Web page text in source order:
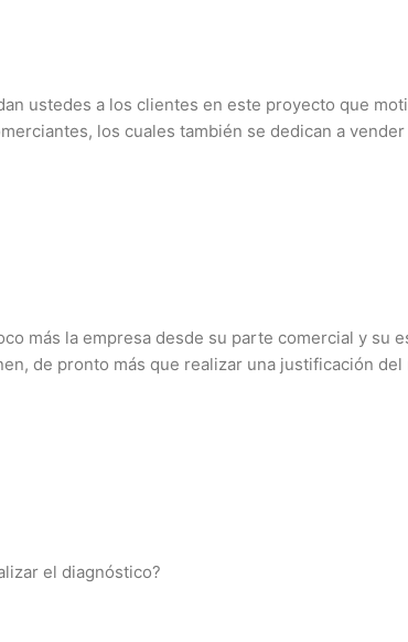
ustedes a los clientes en este proyecto que
los cuales también se dedican a
más la empresa desde su parte comercial y su
de pronto más que realizar una justificación del
el diagnóstico?